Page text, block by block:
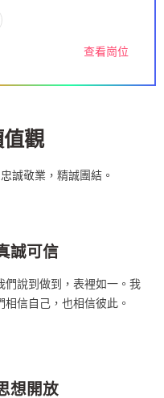
查看崗位
觀
誠敬業，精誠團結。
誠可信
們說到做到，表裡如一。我
相信自己，也相信彼此。
想開放